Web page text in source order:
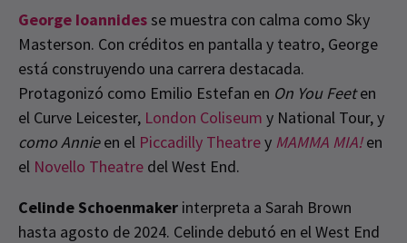
George Ioannides se muestra con calma como Sky
Masterson. Con créditos en pantalla y teatro, George
está construyendo una carrera destacada.
Protagonizó como Emilio Estefan en On You Feeten
el Curve Leicester, London Coliseum y National Tour, y
como Annieen el Piccadilly Theatrey MAMMA MIA!en
el Novello Theatre del West End.
Celinde Schoenmaker interpreta a Sarah Brown
hasta agosto de 2024. Celinde debutó en el West End